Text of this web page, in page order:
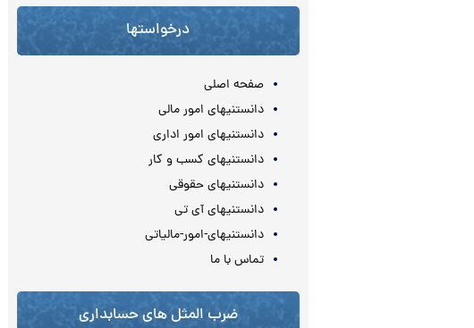
درخواستها
صفحه اصلی
دانستنیهای امور مالی
دانستنیهای امور اداری
دانستنیهای کسب و کار
دانستنیهای حقوقی
دانستنیهای آی تی
دانستنیهای-امور-مالیاتی
تماس با ما
ضرب المثل های حسابداری